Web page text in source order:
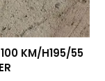
KM/H195/55